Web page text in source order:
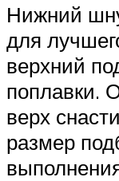
Нижний
для
верхний
поплавки.
верх
размер